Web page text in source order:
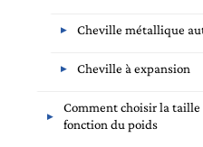
Cheville métallique
Cheville à expansion
Comment choisir la
fonction du poids